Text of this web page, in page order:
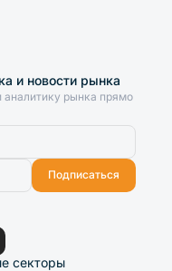
и новости рынка
аналитику рынка прямо
Подписаться
секторы